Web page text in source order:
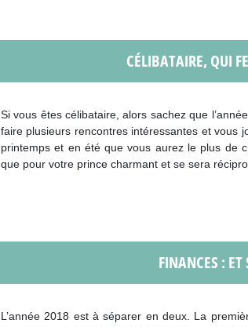
CÉLIBATAIRE, QUI
Si vous êtes célibataire, alors sachez que
faire plusieurs rencontres intéressantes et vous
printemps et en été que vous aurez le plus de
que pour votre prince charmant et se sera
FINANCES :
L’année 2018 est à séparer en deux. La